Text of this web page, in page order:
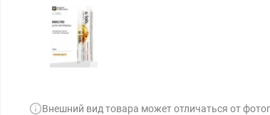
Внешний вид товара может отличаться от